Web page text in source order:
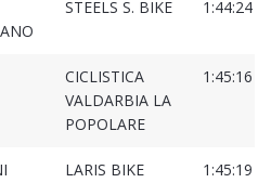
STEELS S. BIKE 1:44:24
CICLISTICA
VALDARBIA LA
POPOLARE
1:45:16
LARIS BIKE 1:45:19